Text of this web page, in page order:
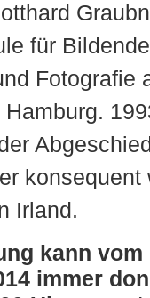
für
Fotografie
Irland.
kann
immer